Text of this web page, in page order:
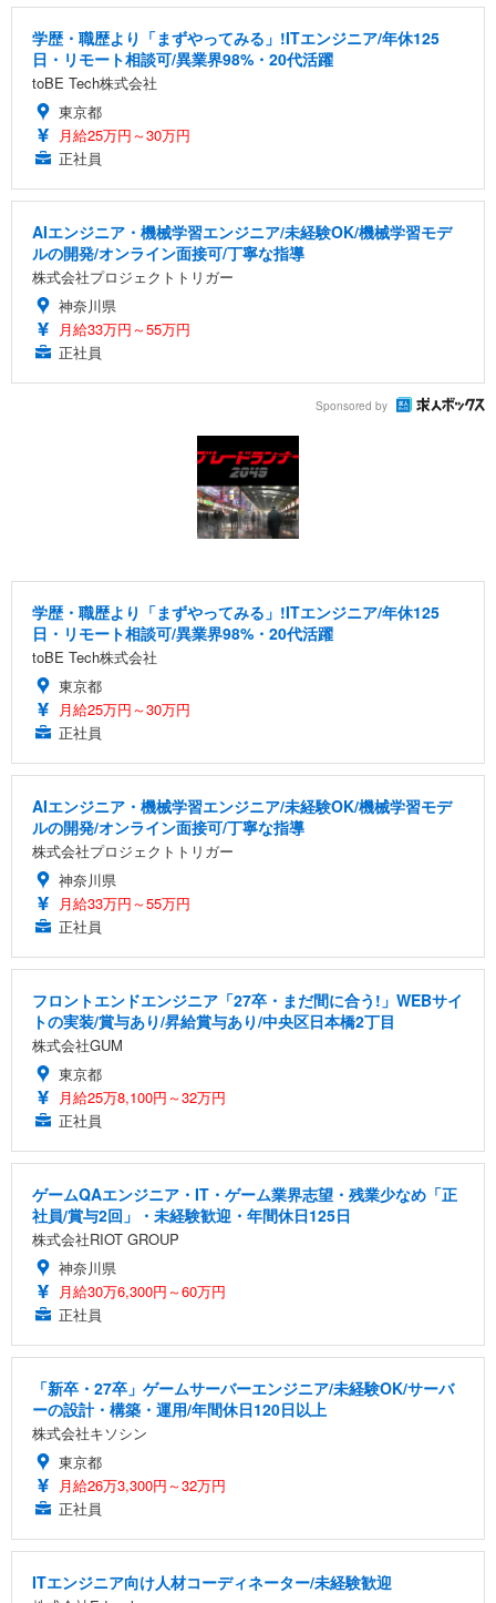
学歴・職歴より「まずやってみる」!ITエンジニア/年休125
日・リモート相談可/異業界98%・20代活躍
toBE Tech株式会社
東京都
月給25万円～30万円
正社員
AIエンジニア・機械学習エンジニア/未経験OK/機械学習モデ
ルの開発/オンライン面接可/丁寧な指導
株式会社プロジェクトトリガー
神奈川県
月給33万円～55万円
正社員
Sponsored by
学歴・職歴より「まずやってみる」!ITエンジニア/年休125
日・リモート相談可/異業界98%・20代活躍
toBE Tech株式会社
東京都
月給25万円～30万円
正社員
AIエンジニア・機械学習エンジニア/未経験OK/機械学習モデ
ルの開発/オンライン面接可/丁寧な指導
株式会社プロジェクトトリガー
神奈川県
月給33万円～55万円
正社員
フロントエンドエンジニア「27卒・まだ間に合う!」WEBサイ
トの実装/賞与あり/昇給賞与あり/中央区日本橋2丁目
株式会社GUM
東京都
月給25万8,100円～32万円
正社員
ゲームQAエンジニア・IT・ゲーム業界志望・残業少なめ「正
社員/賞与2回」・未経験歓迎・年間休日125日
株式会社RIOT GROUP
神奈川県
月給30万6,300円～60万円
正社員
「新卒・27卒」ゲームサーバーエンジニア/未経験OK/サーバ
ーの設計・構築・運用/年間休日120日以上
株式会社キソシン
東京都
月給26万3,300円～32万円
正社員
ITエンジニア向け人材コーディネーター/未経験歓迎